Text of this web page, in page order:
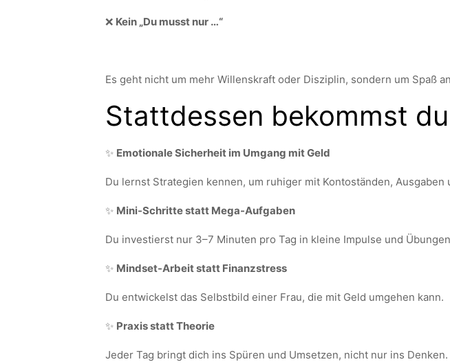
❌ Kein „Du musst nur …“
Es geht nicht um mehr Willenskraft oder Disziplin, sondern um Spaß
Stattdessen bekommst du
✨ Emotionale Sicherheit im Umgang mit Geld
Du lernst Strategien kennen, um ruhiger mit Kontoständen,
✨ Mini-Schritte statt Mega-Aufgaben
Du investierst nur 3–7 Minuten pro Tag in kleine Impulse und
✨ Mindset-Arbeit statt Finanzstress
Du entwickelst das Selbstbild einer Frau, die mit Geld umgehen kann.
✨ Praxis statt Theorie
Jeder Tag bringt dich ins Spüren und Umsetzen, nicht nur ins Denken.